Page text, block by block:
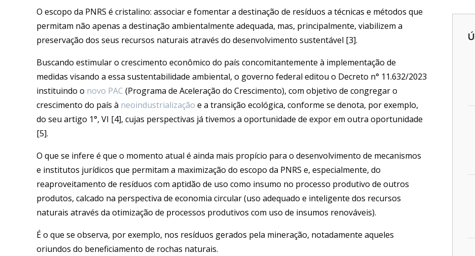
O escopo da PNRS é cristalino: associar e fomentar a destinação de resíduos a técnicas e métodos que
permitam não apenas a destinação ambientalmente adequada, mas, principalmente, viabilizem a
preservação dos seus recursos naturais através do desenvolvimento sustentável [3].
Buscando estimular o crescimento econômico do país concomitantemente à implementação de
medidas visando a essa sustentabilidade ambiental, o governo federal editou o Decreto n° 11.632/2023
instituindo o novo PAC (Programa de Aceleração do Crescimento), com objetivo de congregar o
crescimento do país à neoindustrialização e a transição ecológica, conforme se denota, por exemplo,
do seu artigo 1°, VI [4], cujas perspectivas já tivemos a oportunidade de expor em outra oportunidade
[5].
O que se infere é que o momento atual é ainda mais propício para o desenvolvimento de mecanismos
e institutos jurídicos que permitam a maximização do escopo da PNRS e, especialmente, do
reaproveitamento de resíduos com aptidão de uso como insumo no processo produtivo de outros
produtos, calcado na perspectiva de economia circular (uso adequado e inteligente dos recursos
naturais através da otimização de processos produtivos com uso de insumos renováveis).
É o que se observa, por exemplo, nos resíduos gerados pela mineração, notadamente aqueles
oriundos do beneficiamento de rochas naturais.